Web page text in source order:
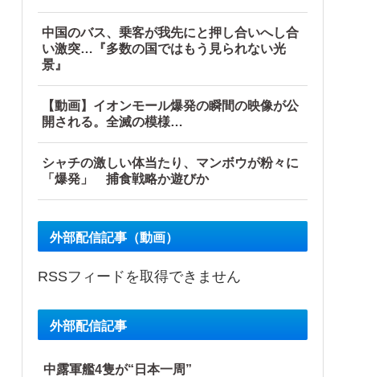
中国のバス、乗客が我先にと押し合いへし合
い激突…『多数の国ではもう見られない光
景』
【動画】イオンモール爆発の瞬間の映像が公
開される。全滅の模様…
シャチの激しい体当たり、マンボウが粉々に
「爆発」 捕食戦略か遊びか
外部配信記事（動画）
RSSフィードを取得できません
外部配信記事
中露軍艦4隻が“日本一周”